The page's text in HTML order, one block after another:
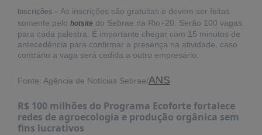
Inscrições – As inscrições são gratuitas e devem ser feitas
somente pelo hotsite do Sebrae na Rio+20. Serão 100 vagas
para cada palestra. É importante chegar com 15 minutos de
antecedência para confirmar a presença na atividade, caso
contrário a vaga será cedida a outro empresário.
Fonte: Agência de Notícias Sebrae/ANS
R$ 100 milhões do Programa Ecoforte fortalece
redes de agroecologia e produção orgânica sem
fins lucrativos